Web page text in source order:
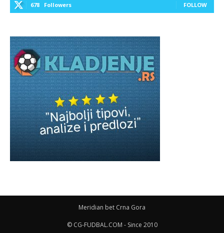
678 Followers FOLLOW
Meridian bet Crna Gora
© CG-FUDBAL.COM - Since 2010